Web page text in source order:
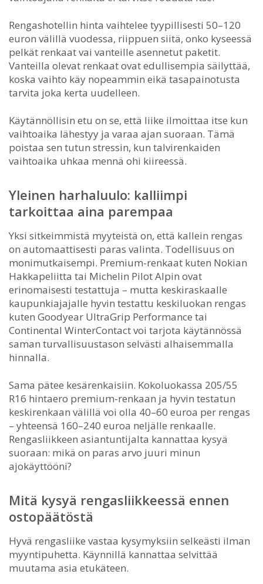
Rengashotellin hinta vaihtelee tyypillisesti 50–120
euron välillä vuodessa, riippuen siitä, onko kyseessä
pelkät renkaat vai vanteille asennetut paketit.
Vanteilla olevat renkaat ovat edullisempia säilyttää,
koska vaihto käy nopeammin eikä tasapainotusta
tarvita joka kerta uudelleen.
Käytännöllisin etu on se, että liike ilmoittaa itse kun
vaihtoaika lähestyy ja varaa ajan suoraan. Tämä
poistaa sen tutun stressin, kun talvirenkaiden
vaihtoaika uhkaa mennä ohi kiireessä.
Yleinen harhaluulo: kalliimpi
tarkoittaa aina parempaa
Yksi sitkeimmistä myyteistä on, että kallein rengas
on automaattisesti paras valinta. Todellisuus on
monimutkaisempi. Premium-renkaat kuten Nokian
Hakkapeliitta tai Michelin Pilot Alpin ovat
erinomaisesti testattuja – mutta keskiraskaalle
kaupunkiajajalle hyvin testattu keskiluokan rengas
kuten Goodyear UltraGrip Performance tai
Continental WinterContact voi tarjota käytännössä
saman turvallisuustason selvästi alhaisemmalla
hinnalla.
Sama pätee kesärenkaisiin. Kokoluokassa 205/55
R16 hintaero premium-renkaan ja hyvin testatun
keskirenkaan välillä voi olla 40–60 euroa per rengas
– yhteensä 160–240 euroa neljälle renkaalle.
Rengasliikkeen asiantuntijalta kannattaa kysyä
suoraan: mikä on paras arvo juuri minun
ajokäyttööni?
Mitä kysyä rengasliikkeessä ennen
ostopäätöstä
Hyvä rengasliike vastaa kysymyksiin selkeästi ilman
myyntipuhetta. Käynnillä kannattaa selvittää
muutama asia etukäteen.